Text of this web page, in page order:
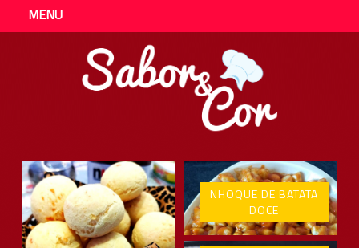
MENU
NHOQUE DE BATATA
DOCE